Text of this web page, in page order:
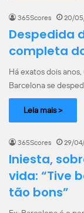
365Scores 20/
Despedida
completa
Há exatos dois
Barcelona se
Leia mais >
365Scores 29/
Iniesta,
vida: “Tive
tão bons”